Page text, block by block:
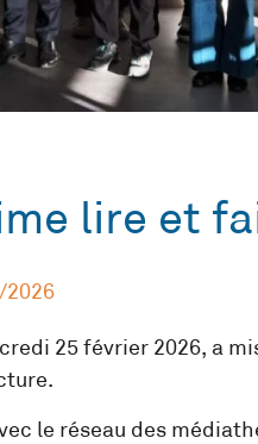
lire et
25 février 2026, a
le réseau des